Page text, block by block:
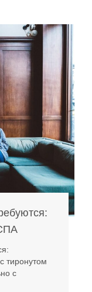
тиронутом
с